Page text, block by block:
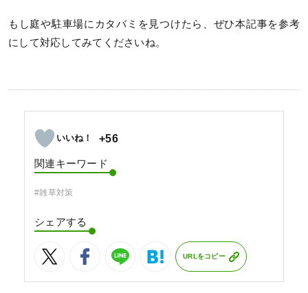
もし庭や駐車場にカタバミを見つけたら、ぜひ本記事を参考
にして対応してみてくださいね。
+56
関連キーワード
#雑草対策
シェアする
URLをコピー